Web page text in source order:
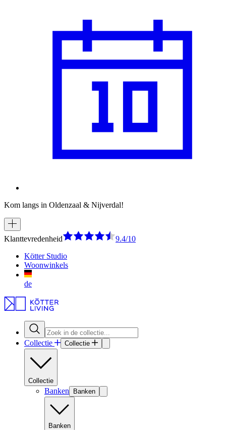
Kom langs in Oldenzaal & Nijverdal!
Klanttevredenheid
9.4/10
Kötter Studio
Woonwinkels
de
Collectie Collectie
Collectie
Banken Banken
Banken